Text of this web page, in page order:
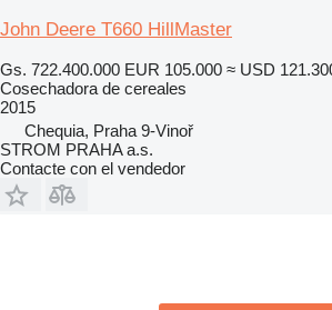
John Deere T660 HillMaster
Gs. 722.400.000 EUR 105.000 ≈ USD
Cosechadora de cereales
2015
Chequia, Praha 9-Vinoř
STROM PRAHA a.s.
Contacte con el vendedor